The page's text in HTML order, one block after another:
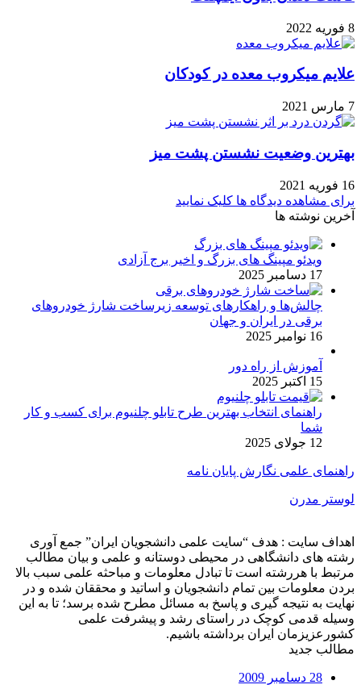
8 فوریه 2022
علایم میکروب معده در کودکان
7 مارس 2021
بهترین وضعیت نشستن پشت میز
16 فوریه 2021
برای مشاهده دیدگاه ها کلیک نمایید
آخرین نوشته ها
ویدئو مپینگ های بزرگ و اخیر برج آزادی
17 دسامبر 2025
چالش‌ها و راهکارهای توسعه زیرساخت شارژ خودروهای
برقی در ایران و جهان
16 نوامبر 2025
آموزش از راه دور
15 اکتبر 2025
راهنمای انتخاب بهترین طرح تابلو چلنیوم برای کسب و کار
شما
12 جولای 2025
راهنمای علمی نگارش پایان نامه
لوستر مدرن
اهداف سایت : هدف “سایت علمی دانشجویان ایران” جمع آوری
رشته های دانشگاهی در محیطی دوستانه و علمی و بیان مطالب
مرتبط با هررشته است تا تبادل معلومات و مباحثه علمی سبب بالا
بردن معلومات بین تمام دانشجویان و اساتید و محققان شده و در
نهایت به نتیجه گیری و پاسخ به مسائل مطرح شده برسد؛ تا به این
وسیله قدمی کوچک در راستای رشد و پیشرفت علمی
کشورعزیزمان ایران برداشته باشیم.
مطالب جدید
28 دسامبر 2009